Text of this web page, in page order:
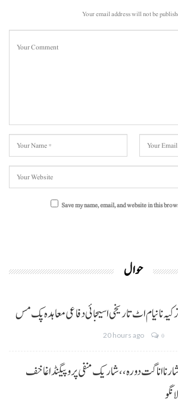
Your email address will not be
Save my name, email, and website in this
حوال
نا نیام اٹ تاریخی اسیجائی دفاعی معاہدہ پک مس
20 hours ago 0
شار نا اناگت دورہ،، شاریک منفی پروپیگنڈا غا خف